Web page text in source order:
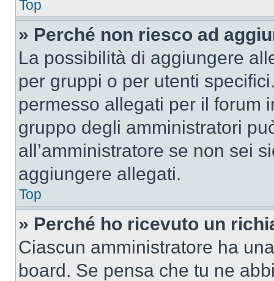
Top
» Perché non riesco ad
La possibilità di aggiungere
per gruppi o per utenti
permesso allegati per il forum
gruppo degli amministratori
all’amministratore se non sei
aggiungere allegati.
Top
» Perché ho ricevuto un
Ciascun amministratore ha
board. Se pensa che tu ne